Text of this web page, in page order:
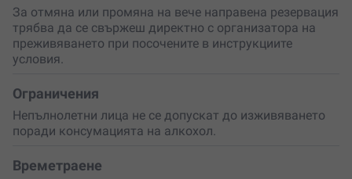
За отмяна или промяна на вече направена резервация
трябва да се свържеш директно с организатора на
преживяването при посочените в инструкциите
условия.
Ограничения
Непълнолетни лица не се допускат до изживяването
поради консумацията на алкохол.
Времетраене